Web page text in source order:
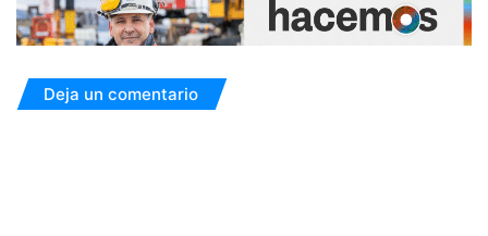
Deja un comentario